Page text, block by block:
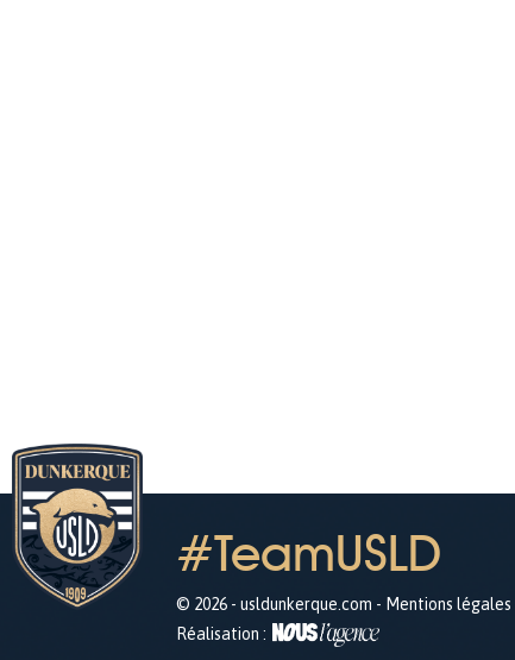
#TeamUSLD
© 2026 - usldunkerque.com - Mentions légales
Réalisation :